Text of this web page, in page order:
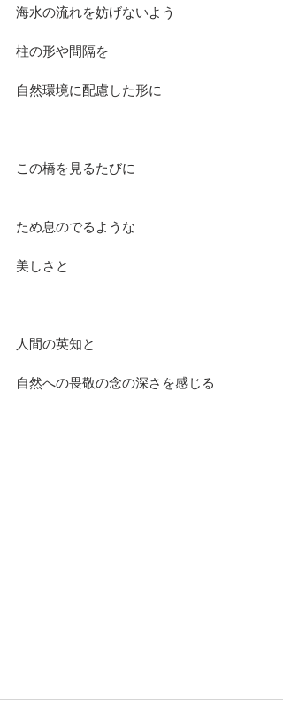
海水の流れを妨げないよう
柱の形や間隔を
自然環境に配慮した形に
この橋を見るたびに
ため息のでるような
美しさと
人間の英知と
自然への畏敬の念の深さを感じる